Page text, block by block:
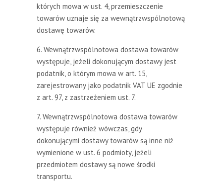
których mowa w ust. 4, przemieszczenie
towarów uznaje się za wewnątrzwspólnotową
dostawę towarów.
6. Wewnątrzwspólnotowa dostawa towarów
występuje, jeżeli dokonującym dostawy jest
podatnik, o którym mowa w art. 15,
zarejestrowany jako podatnik VAT UE zgodnie
z art. 97, z zastrzeżeniem ust. 7.
7. Wewnątrzwspólnotowa dostawa towarów
występuje również wówczas, gdy
dokonującymi dostawy towarów są inne niż
wymienione w ust. 6 podmioty, jeżeli
przedmiotem dostawy są nowe środki
transportu.